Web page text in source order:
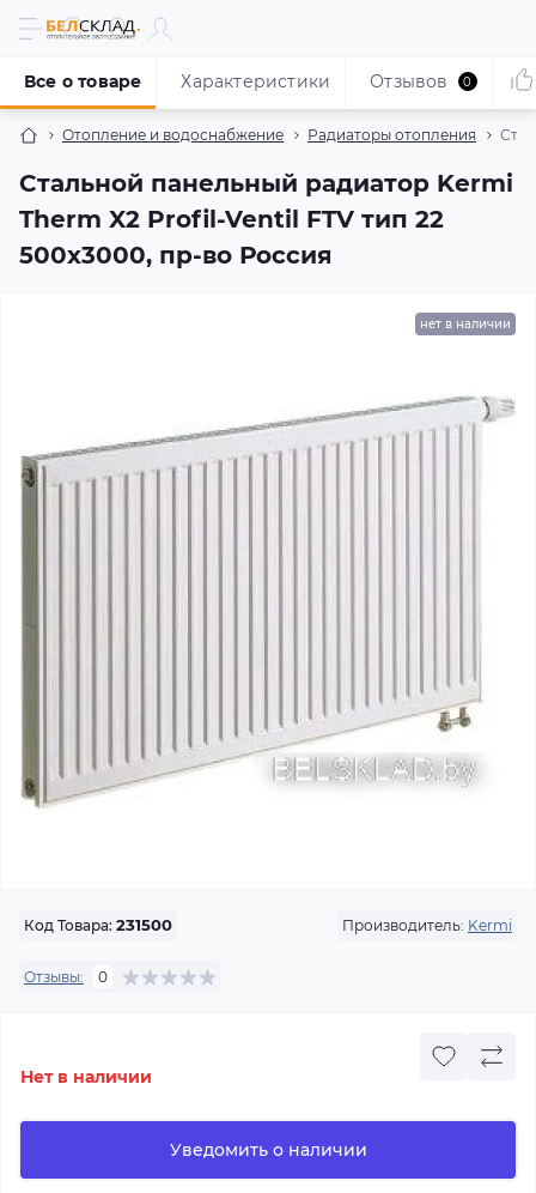
Отопление и водоснабжение Радиаторы отопления
Стальной панельный радиатор Kermi
Therm X2 Profil-Ventil FTV тип 22
500x3000, пр-во Россия
Все о товаре Характеристики Отзывов 0
нет в наличии
Код Товара: 231500 Производитель: Kermi
Отзывы: 0
Нет в наличии
Уведомить о наличии